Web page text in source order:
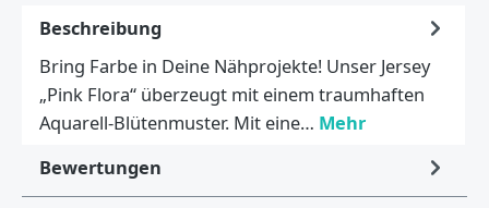
Beschreibung
Bring Farbe in Deine Nähprojekte! Unser Jersey
„Pink Flora“ überzeugt mit einem traumhaften
Aquarell-Blütenmuster. Mit eine… Mehr
Bewertungen